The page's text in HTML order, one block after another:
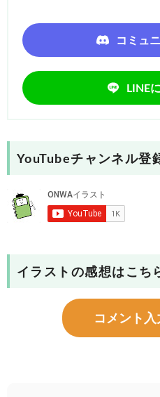
コミュ
LINE
YouTubeチャンネル登
イラストの感想はこち
コメント入